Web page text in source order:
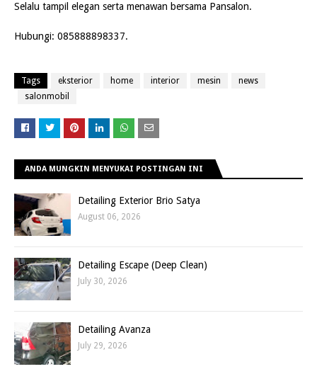
Selalu tampil elegan serta menawan bersama Pansalon.
Hubungi: 085888898337.
Tags eksterior home interior mesin
news
salonmobil
ANDA MUNGKIN MENYUKAI POSTINGAN INI
Detailing Exterior Brio Satya
August 06, 2026
Detailing Escape (Deep Clean)
July 30, 2026
Detailing Avanza
July 29, 2026